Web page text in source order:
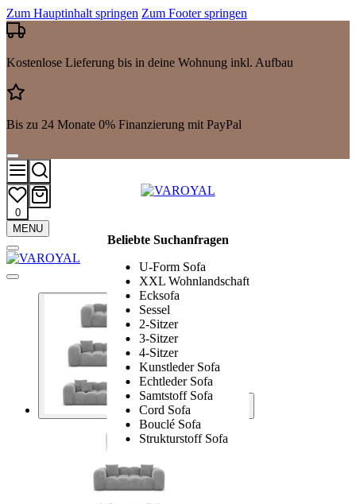
Zum Hauptinhalt springen Zum Footer springen
Kostenlose Lieferung bis in deine Wohnung inkl. Aufbau
Bis zu 24 Monate 0% Finanzierung mit PayPal
0
Beliebte Suchanfragen
U-Form Sofa
XXL Wohnlandschaft
Ecksofa
Sessel
2-Sitzer
3-Sitzer
4-Sitzer
Kunstleder Sofa
Echtleder Sofa
Samtstoff Sofa
Cord Sofa
Bouclé Sofa
Strukturstoff Sofa
Suchergebnisse
MENU
Sofa Sets